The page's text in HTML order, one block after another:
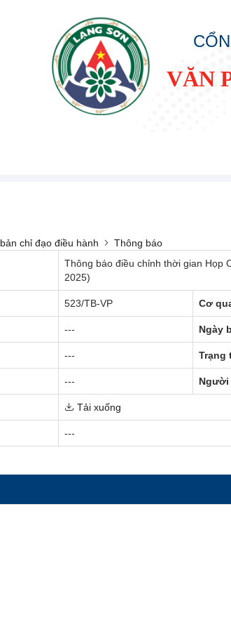
VĂN
chỉ đạo điều hành
Thông báo
Thông báo điều chỉnh thời gian Họp
2025)
523/TB-VP Cơ
--- Ngày
--- Trạng
--- Người
Tải xuống
---